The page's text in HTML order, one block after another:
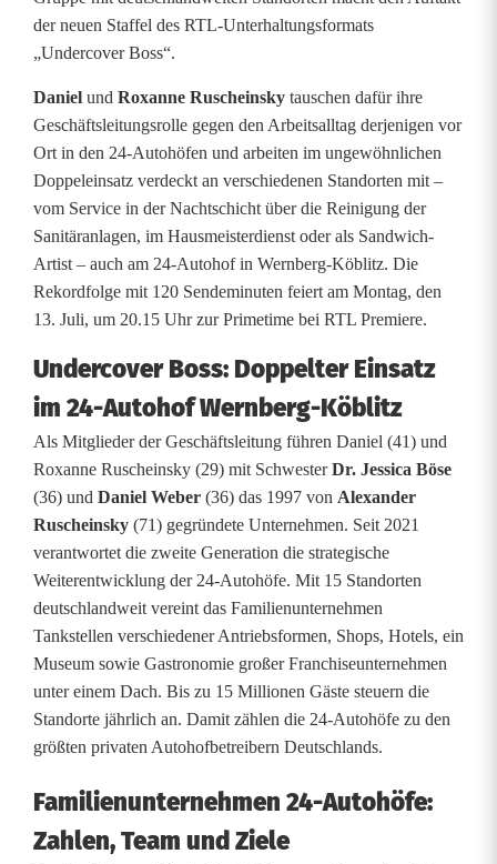
B
s
s
:
G
e
s
c
h
w
i
s
t
e
r
d
o
p
p
der neuen Staffel des RTL-Unterhaltungsformats
„Undercover Boss“.
Daniel und Roxanne Ruscheinsky tauschen dafür ihre
Geschäftsleitungsrolle gegen den Arbeitsalltag derjenigen vor
Ort in den 24-Autohöfen und arbeiten im ungewöhnlichen
Doppeleinsatz verdeckt an verschiedenen Standorten mit –
vom Service in der Nachtschicht über die Reinigung der
Sanitäranlagen, im Hausmeisterdienst oder als Sandwich-
Artist – auch am 24-Autohof in Wernberg-Köblitz. Die
Rekordfolge mit 120 Sendeminuten feiert am Montag, den
13. Juli, um 20.15 Uhr zur Primetime bei RTL Premiere.
Undercover Boss: Doppelter Einsatz
im 24-Autohof Wernberg-Köblitz
Als Mitglieder der Geschäftsleitung führen Daniel (41) und
Roxanne Ruscheinsky (29) mit SchwesterDr. Jessica Böse
(36) und Daniel Weber (36) das 1997 von Alexander
Ruscheinsky (71) gegründete Unternehmen. Seit 2021
verantwortet die zweite Generation die strategische
Weiterentwicklung der 24-Autohöfe. Mit 15 Standorten
deutschlandweit vereint das Familienunternehmen
Tankstellen verschiedener Antriebsformen, Shops, Hotels, ein
Museum sowie Gastronomie großer Franchiseunternehmen
unter einem Dach. Bis zu 15 Millionen Gäste steuern die
Standorte jährlich an. Damit zählen die 24-Autohöfe zu den
größten privaten Autohofbetreibern Deutschlands.
Familienunternehmen 24-Autohöfe:
Zahlen, Team und Ziele